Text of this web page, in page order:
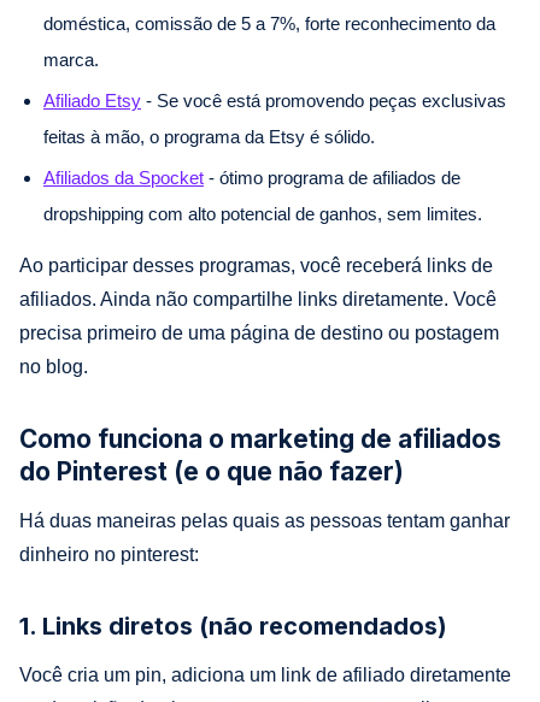
doméstica, comissão de 5 a 7%, forte reconhecimento da
marca.
Afiliado Etsy - Se você está promovendo peças exclusivas
feitas à mão, o programa da Etsy é sólido.
Afiliados da Spocket - ótimo programa de afiliados de
dropshipping com alto potencial de ganhos, sem limites.
Ao participar desses programas, você receberá links de
afiliados. Ainda não compartilhe links diretamente. Você
precisa primeiro de uma página de destino ou postagem
no blog.
Como funciona o marketing de afiliados
do Pinterest (e o que não fazer)
Há duas maneiras pelas quais as pessoas tentam ganhar
dinheiro no pinterest:
1. Links diretos (não recomendados)
Você cria um pin, adiciona um link de afiliado diretamente